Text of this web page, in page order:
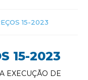
15-2023
15-2023
EXECUÇÃO DE